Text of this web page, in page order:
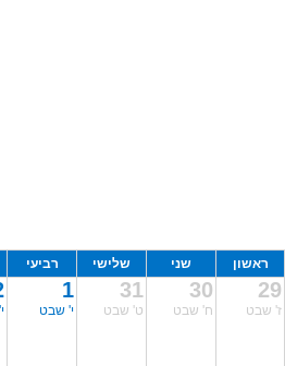
ראשון שני שלישי רביעי
29
ז' שבט
30
ח' שבט
31
ט' שבט
1
י' שבט